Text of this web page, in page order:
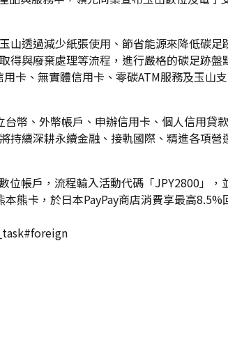
山透過減少紙張使用、節省能源來降低碳足
得與廢棄處理等流程，進行嚴格的碳足跡盤
卡、無實體信用卡、零碳ATM服務及玉山
幣、外幣帳戶、申辦信用卡、個人信用貸
持續深耕永續金融、接軌國際、精進各項營
帳戶，流程輸入活動代碼「JPY2800」，
熊卡，於日本PayPay商店消費享最高8.5%